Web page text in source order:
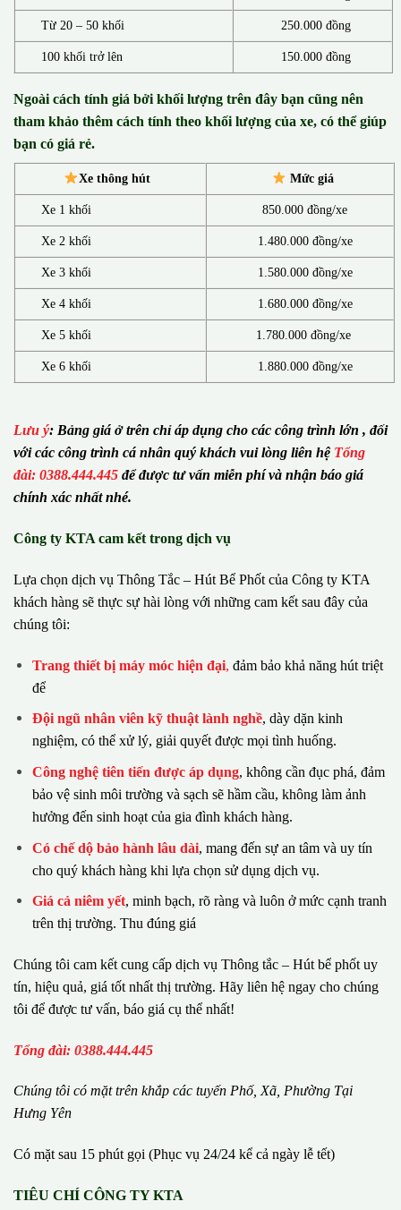
Từ 20 – 50 khối 250.000 đồng
100 khối trở lên 150.000 đồng
Ngoài cách tính giá bởi khối lượng trên đây bạn cũng nên
tham khảo thêm cách tính theo khối lượng của xe, có thể giúp
bạn có giá rẻ.
Xe thông hút Mức giá
Xe 1 khối 850.000 đồng/xe
Xe 2 khối 1.480.000 đồng/xe
Xe 3 khối 1.580.000 đồng/xe
Xe 4 khối 1.680.000 đồng/xe
Xe 5 khối 1.780.000 đồng/xe
Xe 6 khối 1.880.000 đồng/xe
Lưu ý: Bảng giá ở trên chỉ áp dụng cho các công trình lớn , đối
với các công trình cá nhân quý khách vui lòng liên hệ Tổng
đài: 0388.444.445 để được tư vấn miễn phí và nhận báo giá
chính xác nhất nhé.
Công ty KTA cam kết trong dịch vụ
Lựa chọn dịch vụ Thông Tắc – Hút Bể Phốt của Công ty KTA
khách hàng sẽ thực sự hài lòng với những cam kết sau đây của
chúng tôi:
Trang thiết bị máy móc hiện đại, đảm bảo khả năng hút triệt
để
Đội ngũ nhân viên kỹ thuật lành nghề, dày dặn kinh
nghiệm, có thể xử lý, giải quyết được mọi tình huống.
Công nghệ tiên tiến được áp dụng, không cần đục phá, đảm
bảo vệ sinh môi trường và sạch sẽ hầm cầu, không làm ảnh
hưởng đến sinh hoạt của gia đình khách hàng.
Có chế dộ bảo hành lâu dài, mang đến sự an tâm và uy tín
cho quý khách hàng khi lựa chọn sử dụng dịch vụ.
Giá cả niêm yết, minh bạch, rõ ràng và luôn ở mức cạnh tranh
trên thị trường. Thu đúng giá
Chúng tôi cam kết cung cấp dịch vụ Thông tắc – Hút bể phốt uy
tín, hiệu quả, giá tốt nhất thị trường. Hãy liên hệ ngay cho chúng
tôi để được tư vấn, báo giá cụ thể nhất!
Tổng đài: 0388.444.445
Chúng tôi có mặt trên khắp các tuyến Phố, Xã, Phường Tại
Hưng Yên
Có mặt sau 15 phút gọi (Phục vụ 24/24 kể cả ngày lễ tết)
TIÊU CHÍ CÔNG TY KTA